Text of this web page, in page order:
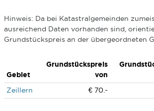
Hinweis: Da bei Katastralgemeinden
ausreichend Daten vorhanden sind,
Grundstückspreis an der übergeordneten
Gebiet
Grundstückspreis
von
Zeillern
€ 70.-